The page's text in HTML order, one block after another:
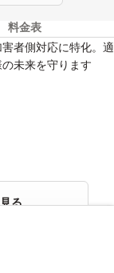
料金表
者側対応に特化。適
未来を守ります
る